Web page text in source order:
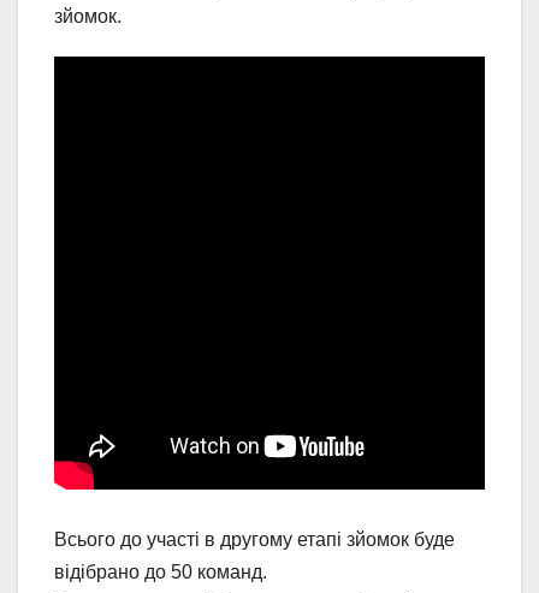
зйомок.
Всього до участі в другому етапі зйомок буде
відібрано до 50 команд.